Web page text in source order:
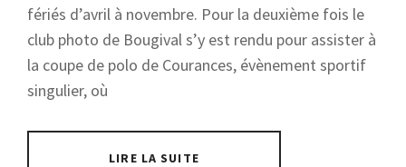
fériés d’avril à novembre. Pour la deuxième fois le
club photo de Bougival s’y est rendu pour assister à
la coupe de polo de Courances, évènement sportif
singulier, où
LIRE LA SUITE